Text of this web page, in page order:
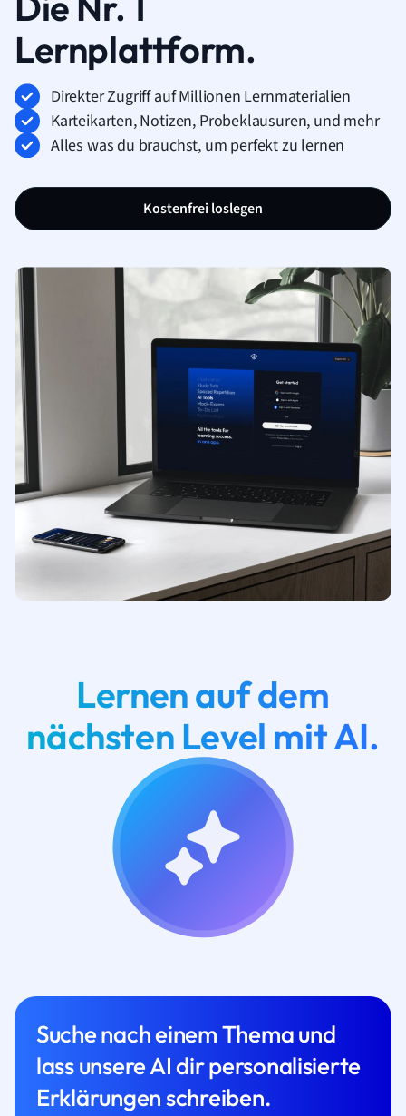
Lernplattform.
Direkter Zugriff auf Millionen Lernmaterialien
Karteikarten, Notizen, Probeklausuren, und mehr
Alles was du brauchst, um perfekt zu lernen
Kostenfrei loslegen
Lernen auf dem
nächsten Level mit AI.
Suche nach einem Thema und
lass unsere AI dir personalisierte
Erklärungen schreiben.